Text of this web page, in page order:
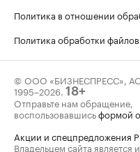
Политика в отношении
Политика обработки
© ООО «БИЗНЕСПРЕСС»,
1995–2026. 18+
Отправьте нам обращение,
воспользовавшисьформой
Акции и спецпредложения
Владельцем сайта